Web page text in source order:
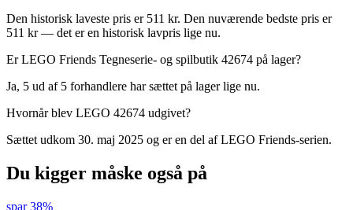
Den historisk laveste pris er 511 kr. Den nuværende bedste pris er
511 kr — det er en historisk lavpris lige nu.
Er LEGO Friends Tegneserie- og spilbutik 42674 på lager?
Ja, 5 ud af 5 forhandlere har sættet på lager lige nu.
Hvornår blev LEGO 42674 udgivet?
Sættet udkom 30. maj 2025 og er en del af LEGO Friends-serien.
Du kigger måske også på
spar 38%